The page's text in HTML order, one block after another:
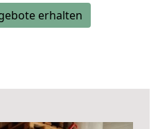
erhalten